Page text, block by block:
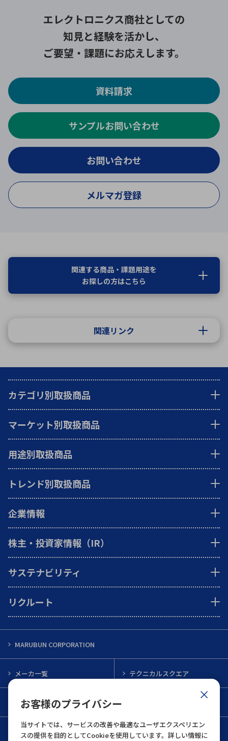
お客様のプライバシー
当サイトでは、サービスの改善や最適なユーザエクスペリエン
スの提供を目的としてCookieを使用しています。詳しい情報に
エレクトロニクス商社としての
知見と経験を活かし、
ご要望・課題にお応えします。
資料請求
サンプルお問い合わせ
お問い合わせ
メルマガ登録
関連する商品・課題用途を
お探しの方はこちら
関連リンク
カテゴリ別取扱商品
マーケット別取扱商品
用途別取扱商品
トレンド別取扱商品
企業情報
株主・投資家情報（IR）
サステナビリティ
リクルート
MARUBUN CORPORATION
メーカ一覧 テクニカルスクエア
インフォメーション
お問い合わせ